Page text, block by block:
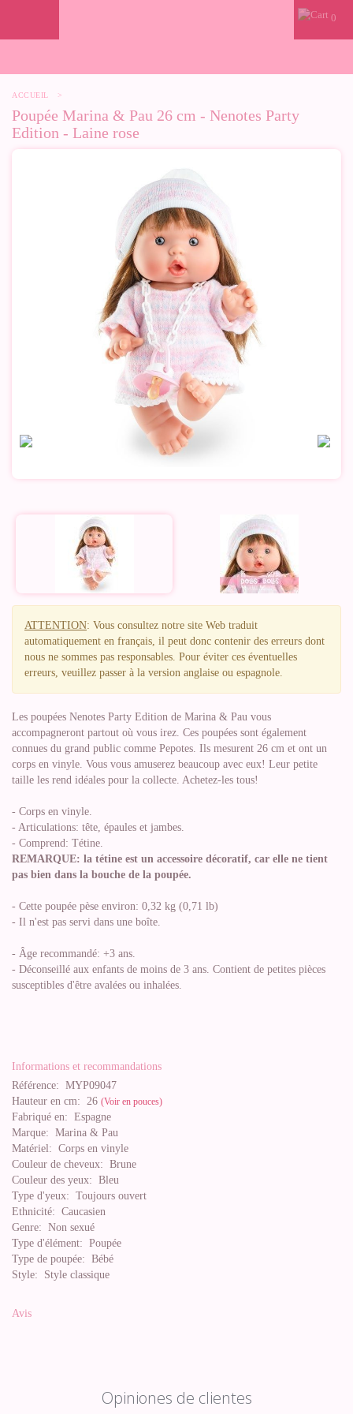
0
ACCUEIL >
Poupée Marina & Pau 26 cm - Nenotes Party
Edition - Laine rose
ATTENTION: Vous consultez notre site Web traduit
automatiquement en français, il peut donc contenir des erreurs dont
nous ne sommes pas responsables. Pour éviter ces éventuelles
erreurs, veuillez passer à la version anglaise ou espagnole.
Les poupées Nenotes Party Edition de Marina & Pau vous
accompagneront partout où vous irez. Ces poupées sont également
connues du grand public comme Pepotes. Ils mesurent 26 cm et ont un
corps en vinyle. Vous vous amuserez beaucoup avec eux! Leur petite
taille les rend idéales pour la collecte. Achetez-les tous!
- Corps en vinyle.
- Articulations: tête, épaules et jambes.
- Comprend: Tétine.
REMARQUE: la tétine est un accessoire décoratif, car elle ne tient
pas bien dans la bouche de la poupée.
- Cette poupée pèse environ: 0,32 kg (0,71 lb)
- Il n'est pas servi dans une boîte.
- Âge recommandé: +3 ans.
- Déconseillé aux enfants de moins de 3 ans. Contient de petites pièces
susceptibles d'être avalées ou inhalées.
Informations et recommandations
Référence: MYP09047
Hauteur en cm: 26 (Voir en pouces)
Fabriqué en: Espagne
Marque: Marina & Pau
Matériel: Corps en vinyle
Couleur de cheveux: Brune
Couleur des yeux: Bleu
Type d'yeux: Toujours ouvert
Ethnicité: Caucasien
Genre: Non sexué
Type d'élément: Poupée
Type de poupée: Bébé
Style: Style classique
Avis
Opiniones de clientes